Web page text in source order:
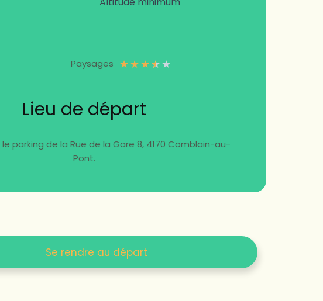
Paysages ★★★★★
Lieu de départ
parking de la Rue de la Gare 8, 4170 Comblain-au-
Pont.
Se rendre au départ